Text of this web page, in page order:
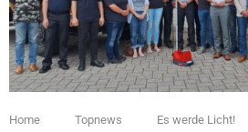
Home Topnews Es werde Licht!